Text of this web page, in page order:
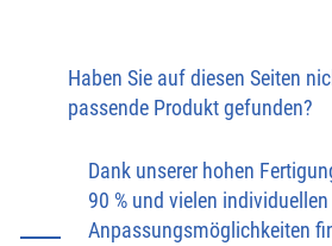
Haben Sie auf diesen Seiten
passende Produkt gefunden?
Dank unserer hohen
90 % und vielen individuellen
Anpassungsmöglichkeiten